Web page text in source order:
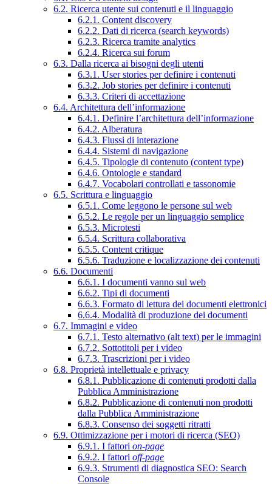
6.2. Ricerca utente sui contenuti e il linguaggio
6.2.1. Content discovery
6.2.2. Dati di ricerca (search keywords)
6.2.3. Ricerca tramite analytics
6.2.4. Ricerca sui forum
6.3. Dalla ricerca ai bisogni degli utenti
6.3.1. User stories per definire i contenuti
6.3.2. Job stories per definire i contenuti
6.3.3. Criteri di accettazione
6.4. Architettura dell’informazione
6.4.1. Definire l’architettura dell’informazione
6.4.2. Alberatura
6.4.3. Flussi di interazione
6.4.4. Sistemi di navigazione
6.4.5. Tipologie di contenuto (content type)
6.4.6. Ontologie e standard
6.4.7. Vocabolari controllati e tassonomie
6.5. Scrittura e linguaggio
6.5.1. Come leggono le persone sul web
6.5.2. Le regole per un linguaggio semplice
6.5.3. Microtesti
6.5.4. Scrittura collaborativa
6.5.5. Content critique
6.5.6. Traduzione e localizzazione dei contenuti
6.6. Documenti
6.6.1. I documenti vanno sul web
6.6.2. Tipi di documenti
6.6.3. Formato di lettura dei documenti elettronici
6.6.4. Modalità di produzione dei documenti
6.7. Immagini e video
6.7.1. Testo alternativo (alt text) per le immagini
6.7.2. Sottotitoli per i video
6.7.3. Trascrizioni per i video
6.8. Proprietà intellettuale e privacy
6.8.1. Pubblicazione di contenuti prodotti dalla
Pubblica Amministrazione
6.8.2. Pubblicazione di contenuti non prodotti
dalla Pubblica Amministrazione
6.8.3. Consenso dei soggetti ritratti
6.9. Ottimizzazione per i motori di ricerca (SEO)
6.9.1. I fattori on-page
6.9.2. I fattori off-page
6.9.3. Strumenti di diagnostica SEO: Search
Console